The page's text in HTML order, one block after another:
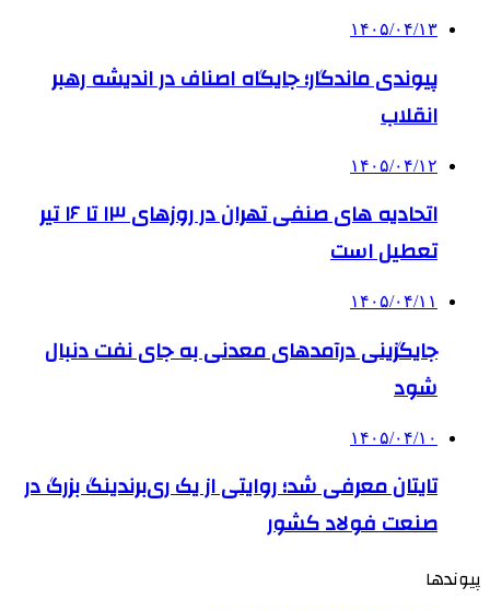
۱۴۰۵/۰۴/۱۳
پیوندی ماندگار؛ جایگاه اصناف در اندیشه رهبر
انقلاب
۱۴۰۵/۰۴/۱۲
اتحادیه های صنفی تهران در روزهای ۱۳ تا ۱۶ تیر
تعطیل است
۱۴۰۵/۰۴/۱۱
جایگزینی درآمدهای معدنی به جای نفت دنبال
شود
۱۴۰۵/۰۴/۱۰
تایتان معرفی شد؛ روایتی از یک ری‌برندینگ بزرگ در
صنعت فولاد کشور
پیوندها